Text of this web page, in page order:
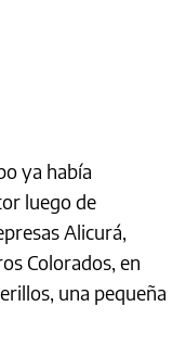
ya había
luego de
Alicurá,
Colorados, en
una pequeña